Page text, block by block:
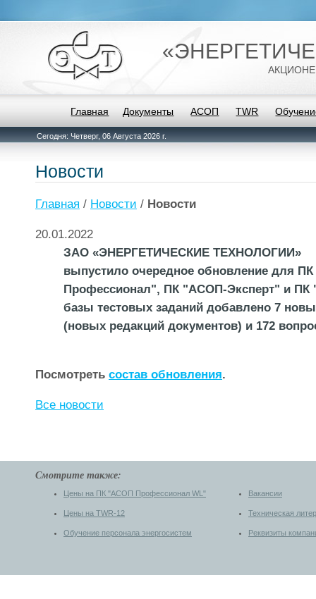
Главная Документы АСОП TWR
Сегодня: Четверг, 06 Августа 2026 г.
Новости
Главная / Новости / Новости
20.01.2022
ЗАО «ЭНЕРГЕТИЧЕСКИЕ ТЕХНОЛОГИИ»
выпустило очередное обновление для
Профессионал", ПК "АСОП-Эксперт" и ПК
базы тестовых заданий добавлено 7
(новых редакций документов) и 172
Посмотреть состав обновления.
Все новости
Смотрите также:
Цены на ПК "АСОП Профессионал WL"
Цены на TWR-12
Обучение персонала энергосистем
Вакансии
Техническая
Реквизиты